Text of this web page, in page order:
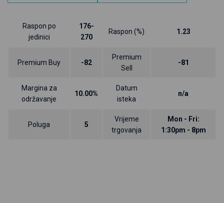
Raspon po
jedinici
176-
270
Raspon (%) 1.23
Premium Buy -82
Premium
Sell
-81
Margina za
održavanje
10.00%
Datum
isteka
n/a
Poluga 5
Vrijeme
trgovanja
Mon - Fri:
1:30pm - 8pm